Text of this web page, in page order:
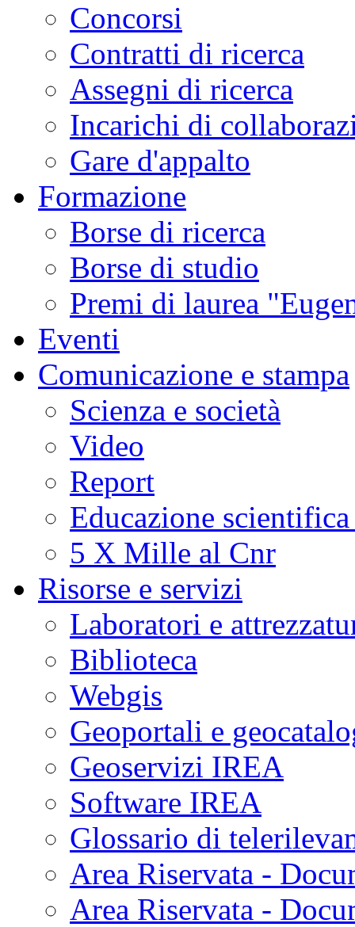
Concorsi
Contratti di ricerca
Assegni di ricerca
Incarichi di
Gare d'appalto
Formazione
Borse di ricerca
Borse di studio
Premi di laurea
Eventi
Comunicazione e stampa
Scienza e società
Video
Report
Educazione
5 X Mille al Cnr
Risorse e servizi
Laboratori e
Biblioteca
Webgis
Geoportali e
Geoservizi IREA
Software IREA
Glossario di
Area Riservata -
Area Riservata -